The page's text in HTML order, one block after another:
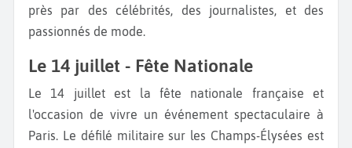
près par des célébrités, des journalistes, et des
passionnés de mode.
Le 14 juillet - Fête Nationale
Le 14 juillet est la fête nationale française et
l'occasion de vivre un événement spectaculaire à
Paris. Le défilé militaire sur les Champs-Élysées est